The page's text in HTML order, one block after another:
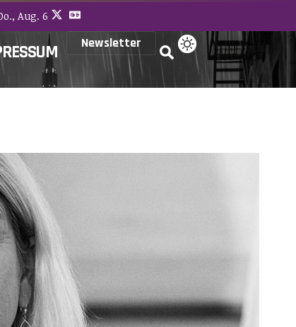
Aug. 6
Newsletter